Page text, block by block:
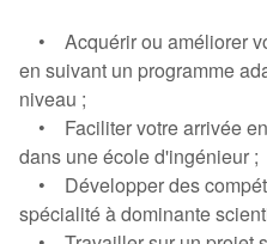
• Acquérir ou améliorer
en suivant un programme
niveau ;
• Faciliter votre arrivée
dans une école d'ingénieur ;
• Développer des
spécialité à dominante